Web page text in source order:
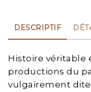
DESCRIPTIF
Histoire véritable
productions du
vulgairement dite